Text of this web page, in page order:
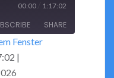
00:00 1:17:02
SHARE
Fenster
|